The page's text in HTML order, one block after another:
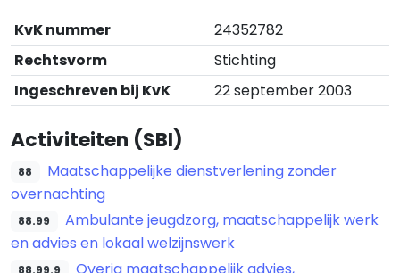
KvK nummer
24352782
Rechtsvorm
Stichting
Ingeschreven bij KvK
22 september 2003
Activiteiten (SBI)
88
Maatschappelijke dienstverlening zonder
overnachting
88.99
Ambulante jeugdzorg, maatschappelijk werk
en advies en lokaal welzijnswerk
88.99.9
Overig maatschappelijk advies,